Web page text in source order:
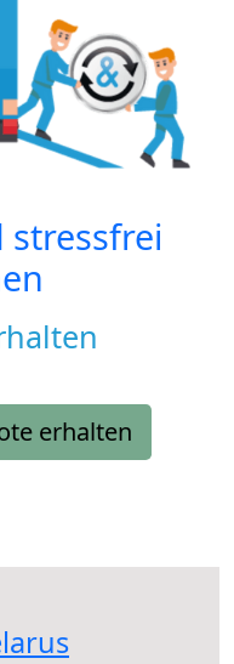
stressfrei
erhalten